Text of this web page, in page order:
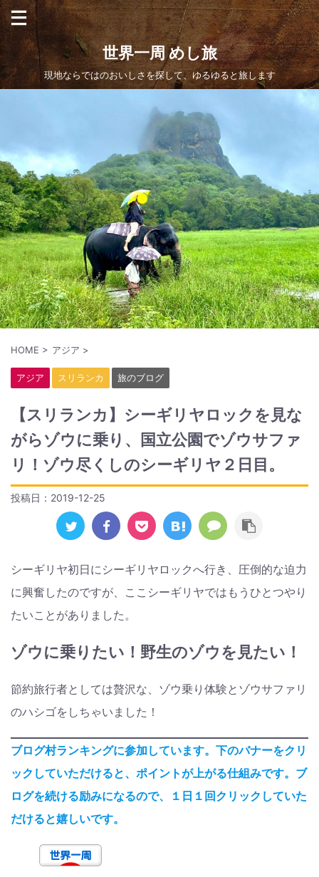
世界一周 めし旅
現地ならではのおいしさを探して、ゆるゆると旅します
HOME > アジア >
アジア スリランカ 旅のブログ
【スリランカ】シーギリヤロックを見な
がらゾウに乗り、国立公園でゾウサファ
リ！ゾウ尽くしのシーギリヤ２日目。
投稿日： 2019-12-25
シーギリヤ初日にシーギリヤロックへ行き、圧倒的な迫力
に興奮したのですが、ここシーギリヤではもうひとつやり
たいことがありました。
ゾウに乗りたい！野生のゾウを見たい！
節約旅行者としては贅沢な、ゾウ乗り体験とゾウサファリ
のハシゴをしちゃいました！
ブログ村ランキングに参加しています。下のバナーをクリ
ックしていただけると、ポイントが上がる仕組みです。ブ
ログを続ける励みになるので、１日１回クリックしていた
だけると嬉しいです。